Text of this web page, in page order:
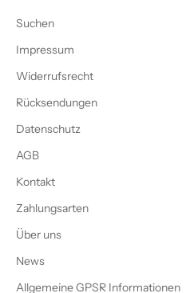
Suchen
Impressum
Widerrufsrecht
Rücksendungen
Datenschutz
AGB
Kontakt
Zahlungsarten
Über uns
News
Allgemeine GPSR Informationen